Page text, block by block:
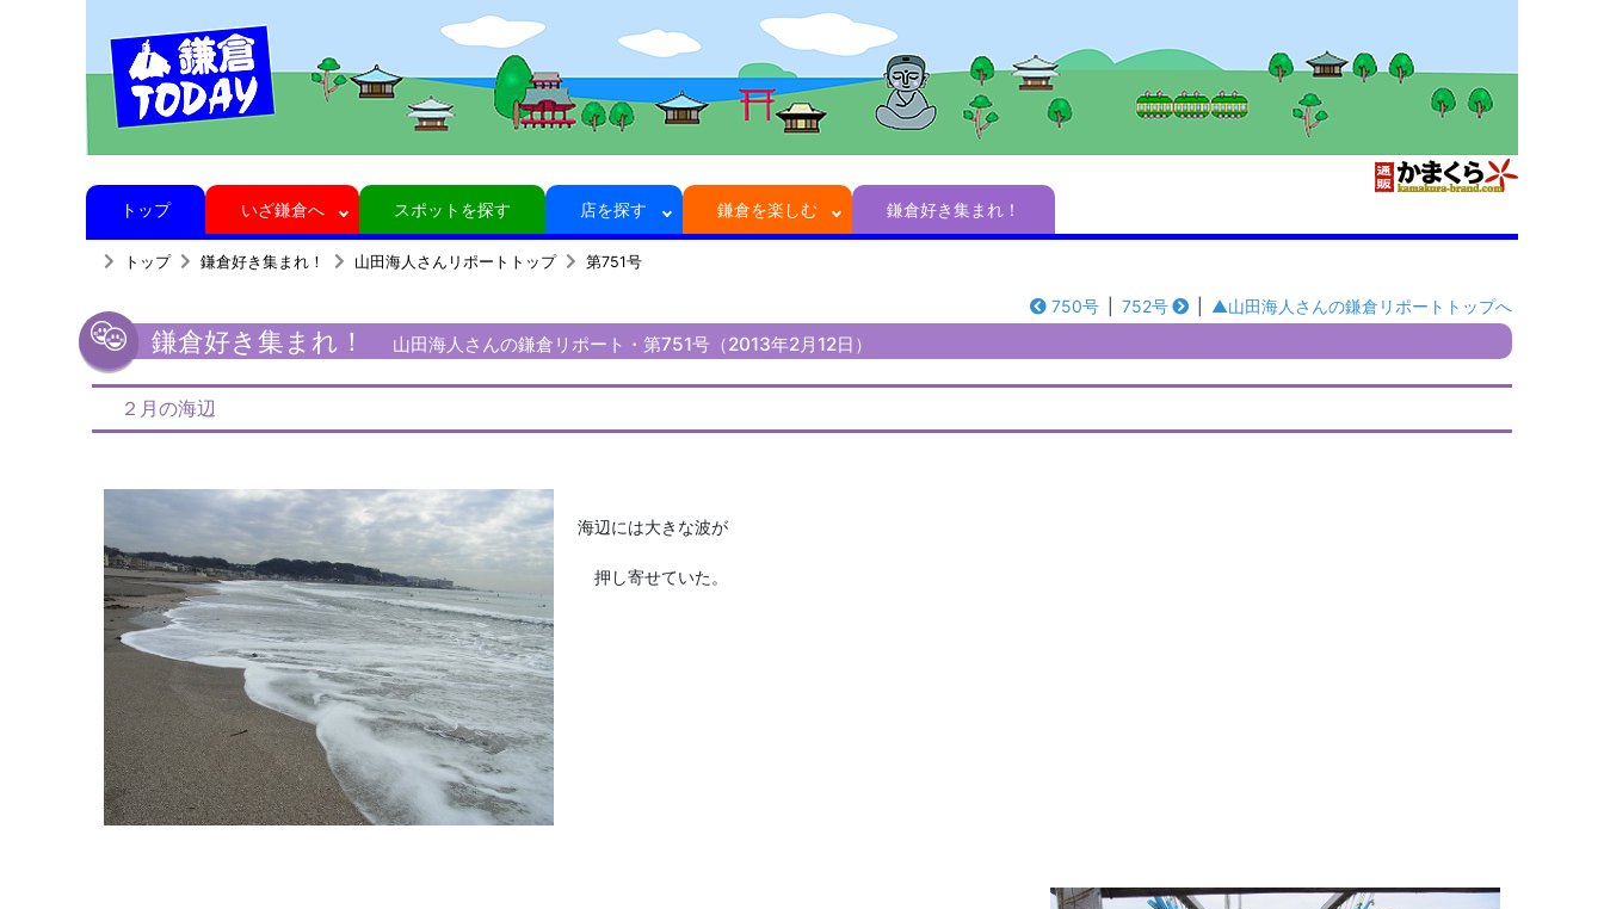
トップ いざ鎌倉へ スポットを探す 店を探す 鎌倉を楽しむ 鎌倉好き集まれ！
トップ 鎌倉好き集まれ！ 山田海人さんリポートトップ 第751号
750号 752号 ▲山田海人さんの鎌倉リポートトップへ
鎌倉好き集まれ！ 山田海人さんの鎌倉リポート・第751号（2013年2月12日）
２月の海辺
海辺には大きな波が
押し寄せていた。